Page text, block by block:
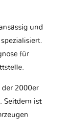
und
für
der 2000er
Seitdem ist